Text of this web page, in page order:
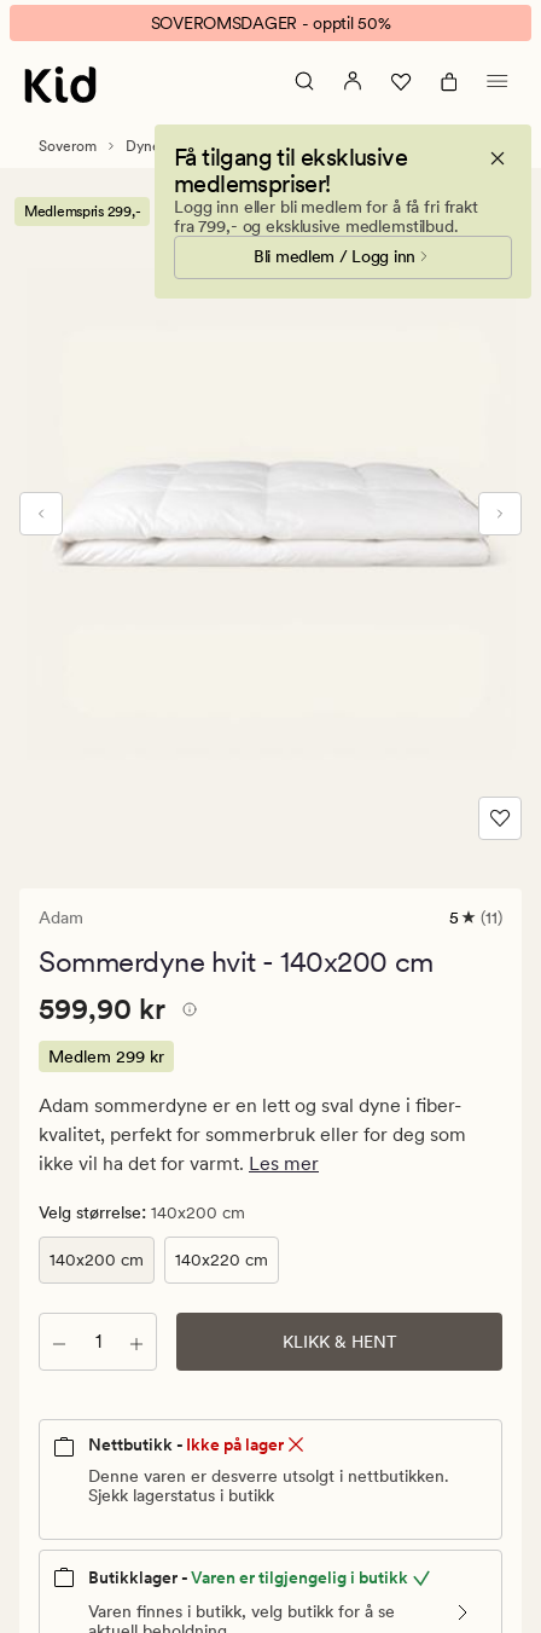
Adam
sommerdyne
hvit
banner.
Klikk
ESCAPE
pause.
SOVEROMSDAGER - opptil 50%
Få tilgang til eksklusive
medlemspriser!
Logg inn eller bli medlem for å få fri frakt
fra 799,- og eksklusive medlemstilbud.
Bli medlem / Logg inn
Soverom Dyner Sommerdyner
Medlemspris 299,-
Adam
11
5 (11)
Sommerdyne hvit - 140x200 cm
Pris
599,90
kr.
299
kr
Pris 599,90 kr
599,90 kr
Medlem 299 kr
Adam sommerdyne er en lett og sval dyne i fiber-
kvalitet, perfekt for sommerbruk eller for deg som
ikke vil ha det for varmt. Les mer
Velg størrelse: 140x200 cm
140x200 cm 140x220 cm
Antall KLIKK & HENT
Nettbutikk - Ikke på lager
Denne varen er desverre utsolgt i nettbutikken.
Sjekk lagerstatus i butikk
Butikklager -Varen er tilgjengelig i butikk
Varen finnes i butikk, velg butikk for å se